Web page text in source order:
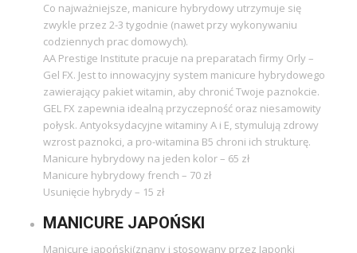
Co najważniejsze, manicure hybrydowy utrzymuje się
zwykle przez 2-3 tygodnie (nawet przy wykonywaniu
codziennych prac domowych).
AA Prestige Institute pracuje na preparatach firmy Orly –
Gel FX. Jest to innowacyjny system manicure hybrydowego
zawierający pakiet witamin, aby chronić Twoje paznokcie.
GEL FX zapewnia idealną przyczepność oraz niesamowity
połysk. Antyoksydacyjne witaminy A i E, stymulują zdrowy
wzrost paznokci, a pro-witamina B5 chroni ich strukturę.
Manicure hybrydowy na jeden kolor – 65 zł
Manicure hybrydowy french – 70 zł
Usunięcie hybrydy – 15 zł
MANICURE JAPOŃSKI
Manicure japoński(znany i stosowany przez Japonki